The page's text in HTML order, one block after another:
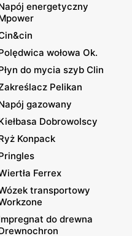
energetyczny
wołowa Ok.
do mycia szyb Clin
Pelikan
gazowany
Dobrowolscy
Konpack
Ferrex
transportowy
do drewna